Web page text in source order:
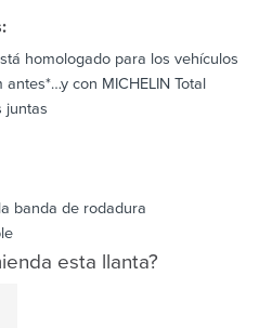
homologado para los vehículos
con MICHELIN Total
juntas
banda de rodadura
esta llanta?